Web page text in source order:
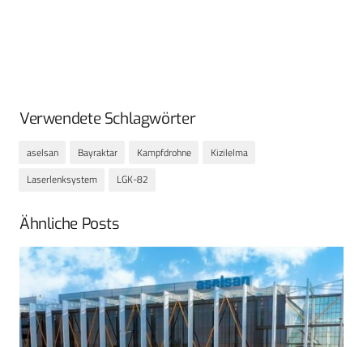
Verwendete Schlagwörter
aselsan Bayraktar Kampfdrohne
Kizilelma
Laserlenksystem
LGK-82
Ähnliche Posts